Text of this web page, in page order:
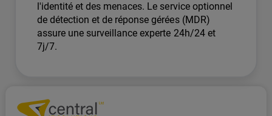
l'identité et des menaces. Le service optionnel
de détection et de réponse gérées (MDR)
assure une surveillance experte 24h/24 et
7j/7.